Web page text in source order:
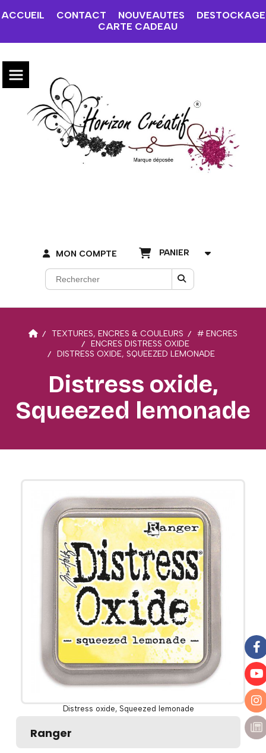
ACCUEIL CONTACT NOUVEAUTES
DESTOCKAGE
CARTE CADEAU
MON COMPTE PANIER
TEXTURES, ENCRES & COULEURS
# ENCRES
ENCRES DISTRESS OXIDE
DISTRESS OXIDE, SQUEEZED LEMONADE
Distress oxide,
Squeezed lemonade
Distress oxide, Squeezed lemonade
Ranger